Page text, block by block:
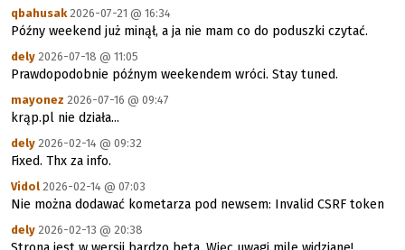
qbahusak2026-07-21 @ 16:34
Późny weekend już minął, a ja nie mam co do poduszki czytać.
dely 2026-07-18 @ 11:05
Prawdopodobnie późnym weekendem wróci. Stay tuned.
mayonez 2026-07-16 @ 09:47
krąp.pl nie działa...
dely 2026-02-14 @ 09:32
Fixed. Thx za info.
Vidol 2026-02-14 @ 07:03
Nie można dodawać kometarza pod newsem: Invalid CSRF token
dely 2026-02-13 @ 20:38